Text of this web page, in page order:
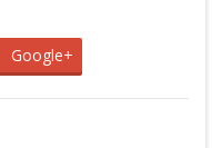
Google+